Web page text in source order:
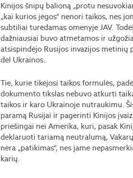
Kinijos šnipų balioną „protu
„kai kurios jėgos“ nenori taikos, nes
subtiliai turėdamas omenyje JAV.
dažniausiai buvo atmetamos ir
atsispindėjo Rusijos invazijos
dėl Ukrainos.
Tie, kurie tikėjosi taikos formulės,
dokumento tikslas nebuvo atkurti
taikos ir karo Ukrainoje nutraukimu.
paramą Rusijai ir pagerinti Kinijos
priešingai nei Amerika, kuri, pasak
deklaruoti tariamą neutralumą,
nėra „patikimas“, nes jame
karių.